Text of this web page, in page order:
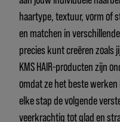
haartype, textuur, vorm of
en matchen in
precies kunt creëren zoals
KMS HAIR-producten zijn
omdat ze het beste
elke stap de volgende
veerkrachtig tot glad en